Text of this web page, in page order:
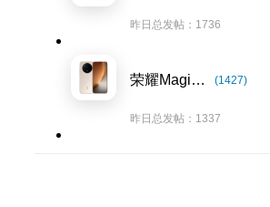
昨日总发帖：1736
荣耀Magic8系列 (1427)
昨日总发帖：1337